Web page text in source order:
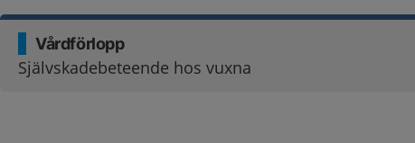
Vårdförlopp
Självskadebeteende hos vuxna